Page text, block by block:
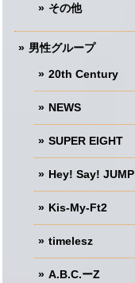
その他
男性グループ
20th Century
NEWS
SUPER EIGHT
Hey! Say! JUMP
Kis-My-Ft2
timelesz
A.B.C.ーZ